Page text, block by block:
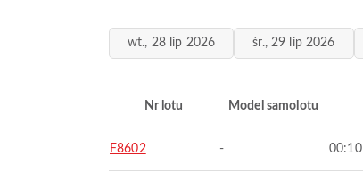
wt., 28 lip 2026 śr., 29 lip 2026
Nr lotu Model samolotu
F8602 - 00:10